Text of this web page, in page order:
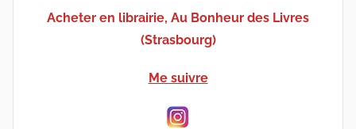
Acheter en librairie, Au Bonheur des Livres
(Strasbourg)
Me suivre